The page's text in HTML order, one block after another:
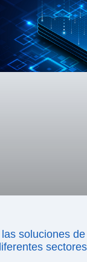
soluciones
sectores